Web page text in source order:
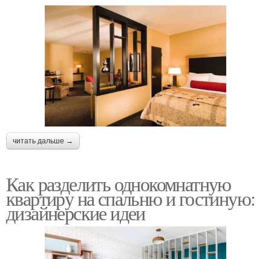
читать дальше →
Как разделить однокомнатную
квартиру на спальню и гостиную:
дизайнерские идеи